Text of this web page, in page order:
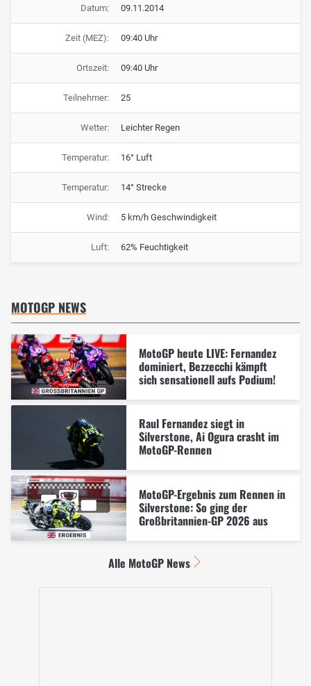
Datum: 09.11.2014
Zeit (MEZ): 09:40 Uhr
Ortszeit: 09:40 Uhr
Teilnehmer: 25
Wetter: Leichter Regen
Temperatur: 16° Luft
Temperatur: 14° Strecke
Wind: 5 km/h Geschwindigkeit
Luft: 62% Feuchtigkeit
MOTOGP NEWS
MotoGP heute LIVE: Fernandez
dominiert, Bezzecchi kämpft
sich sensationell aufs Podium!
Raul Fernandez siegt in
Silverstone, Ai Ogura crasht im
MotoGP-Rennen
MotoGP-Ergebnis zum Rennen in
Silverstone: So ging der
Großbritannien-GP 2026 aus
Alle MotoGP News